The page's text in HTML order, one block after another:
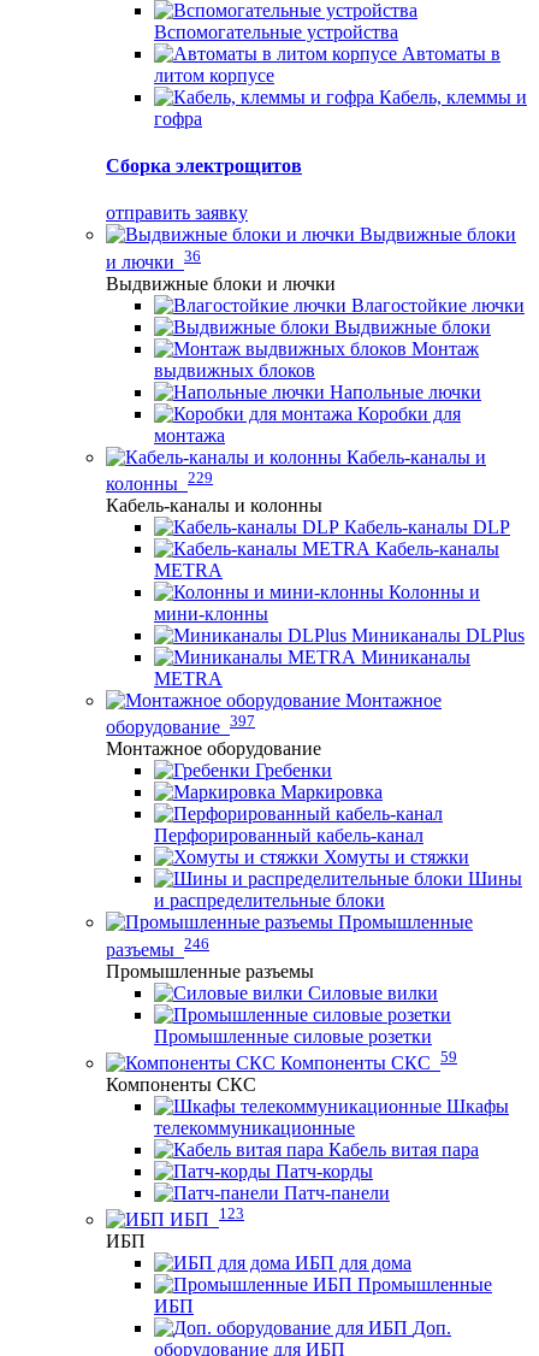
Вспомогательные устройства
Автоматы в
литом корпусе
Кабель, клеммы и
гофра
Сборка электрощитов
отправить заявку
Выдвижные блоки
и лючки 36
Выдвижные блоки и лючки
Влагостойкие лючки
Выдвижные блоки
Монтаж
выдвижных блоков
Напольные лючки
Коробки для
монтажа
Кабель-каналы и
колонны 229
Кабель-каналы и колонны
Кабель-каналы DLP
Кабель-каналы
METRA
Колонны и
мини-клонны
Миниканалы DLPlus
Миниканалы
METRA
Монтажное
оборудование 397
Монтажное оборудование
Гребенки
Маркировка
Перфорированный кабель-канал
Хомуты и стяжки
Шины
и распределительные блоки
Промышленные
разъемы 246
Промышленные разъемы
Силовые вилки
Промышленные силовые розетки
Компоненты СКС 59
Компоненты СКС
Шкафы
телекоммуникационные
Кабель витая пара
Патч-корды
Патч-панели
ИБП
123
ИБП
ИБП для дома
Промышленные
ИБП
Доп.
оборудование для ИБП